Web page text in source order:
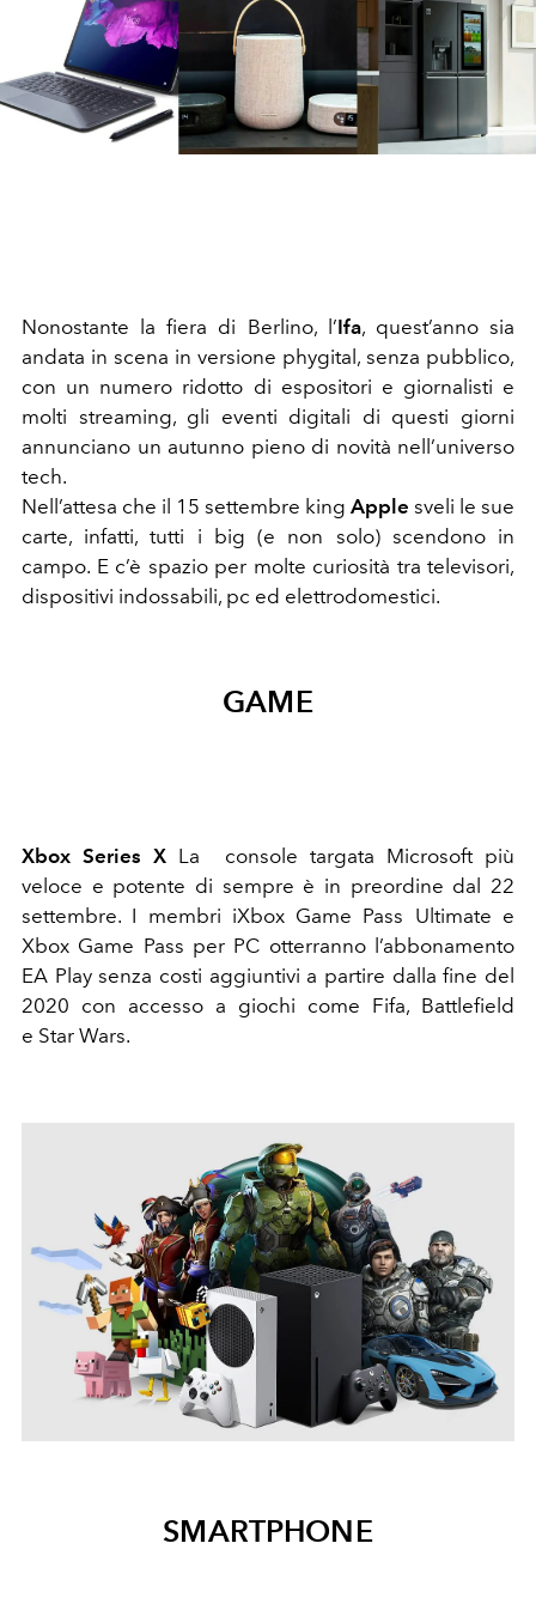
Nonostante la fiera di Berlino, l’Ifa, quest’anno sia
andata in scena in versione phygital, senza pubblico,
con un numero ridotto di espositori e giornalisti e
molti streaming, gli eventi digitali di questi giorni
annunciano un autunno pieno di novità nell’universo
tech.
Nell’attesa che il 15 settembre king Apple sveli le sue
carte, infatti, tutti i big (e non solo) scendono in
campo. E c’è spazio per molte curiosità tra televisori,
dispositivi indossabili, pc ed elettrodomestici.
GAME
Xbox Series X La console targata Microsoft più
veloce e potente di sempre è in preordine dal 22
settembre. I membri iXbox Game Pass Ultimate e
Xbox Game Pass per PC otterranno l’abbonamento
EA Play senza costi aggiuntivi a partire dalla fine del
2020 con accesso a giochi come Fifa, Battlefield
e Star Wars.
SMARTPHONE